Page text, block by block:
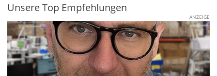
Unsere Top Empfehlungen
ANZEIGE